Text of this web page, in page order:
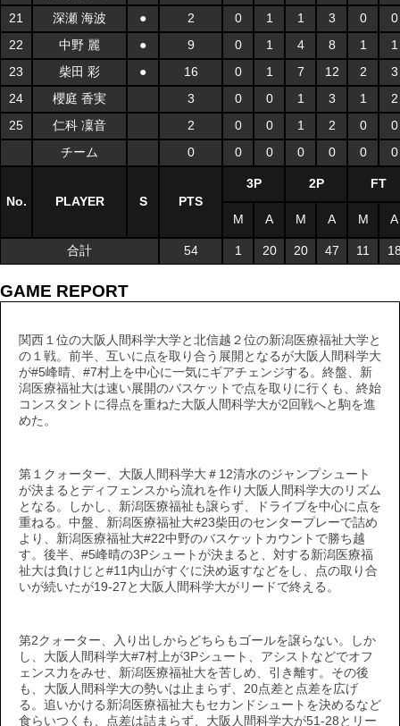
21
深瀬 海波 ● 2 0 1 1 3 0
0
22
中野 麗 ● 9 0 1 4 8 1
1
23
柴田 彩 ● 16 0 1 7 12 2
3
24
櫻庭 香実 3 0 0 1 3 1
2
25
仁科 凜音 2 0 0 1 2 0
0
チーム
0 0 0 0 0 0 0
No. PLAYER S PTS
3P 2P FT
M A M A M A
合計 54 1 20 20 47 11
GAME REPORT
関西１位の大阪人間科学大学と北信越２位の新潟医療福祉大学と
の１戦。前半、互いに点を取り合う展開となるが大阪人間科学大
が#5峰晴、#7村上を中心に一気にギアチェンジする。終盤、新
潟医療福祉大は速い展開のバスケットで点を取りに行くも、終始
コンスタントに得点を重ねた大阪人間科学大が2回戦へと駒を進
めた。
第１クォーター、大阪人間科学大＃12清水のジャンプシュート
が決まるとディフェンスから流れを作り大阪人間科学大のリズム
となる。しかし、新潟医療福祉も譲らず、ドライブを中心に点を
重ねる。中盤、新潟医療福祉大#23柴田のセンタープレーで詰め
より、新潟医療福祉大#22中野のバスケットカウントで勝ち越
す。後半、#5峰晴の3Pシュートが決まると、対する新潟医療福
祉大は負けじと#11内山がすぐに決め返すなどをし、点の取り合
いが続いたが19-27と大阪人間科学大がリードで終える。
第2クォーター、入り出しからどちらもゴールを譲らない。しか
し、大阪人間科学大#7村上が3Pシュート、アシストなどでオフ
ェンス力をみせ、新潟医療福祉大を苦しめ、引き離す。その後
も、大阪人間科学大の勢いは止まらず、20点差と点差を広げ
る。追いかける新潟医療福祉大もセカンドシュートを決めるなど
食らいつくも、点差は詰まらず、大阪人間科学大が51-28とリー